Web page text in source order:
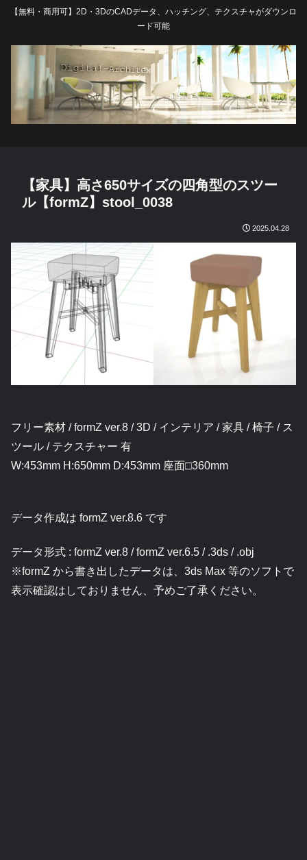
【無料・商用可】2D・3DのCADデータ、ハッチング、テクスチャがダウンロ
ード可能
【家具】高さ650サイズの四角型のスツー
ル【formZ】stool_0038
2025.04.28
フリー素材 / formZ ver.8 / 3D / インテリア / 家具 / 椅子 / ス
ツール / テクスチャー 有
W:453mm H:650mm D:453mm 座面□360mm
データ作成は formZ ver.8.6 です
データ形式 : formZ ver.8 / formZ ver.6.5 / .3ds / .obj
※formZ から書き出したデータは、3ds Max 等のソフトで
表示確認はしておりません、予めご了承ください。